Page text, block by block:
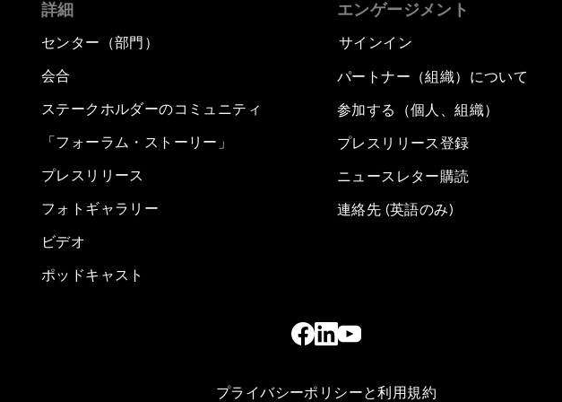
詳細
センター（部門）
会合
ステークホルダーのコミュニティ
「フォーラム・ストーリー」
プレスリリース
フォトギャラリー
ビデオ
ポッドキャスト
エンゲージメント
サインイン
パートナー（組織）について
参加する（個人、組織）
プレスリリース登録
ニュースレター購読
連絡先 (英語のみ)
プライバシーポリシーと利用規約